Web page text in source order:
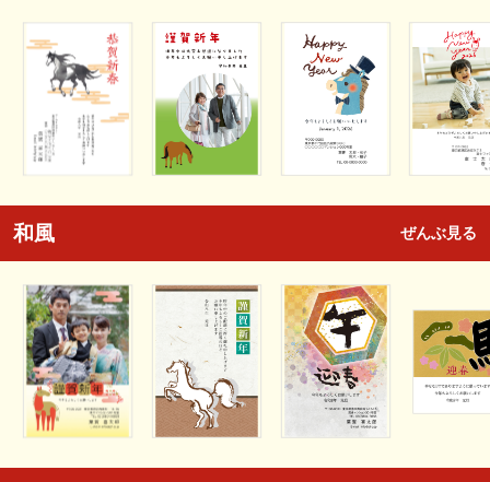
和風 ぜんぶ見る